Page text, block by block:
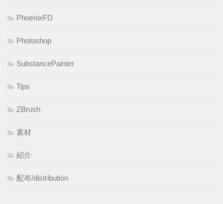
PhoenixFD
Photoshop
SubstancePainter
Tips
ZBrush
素材
紹介
配布/distribution